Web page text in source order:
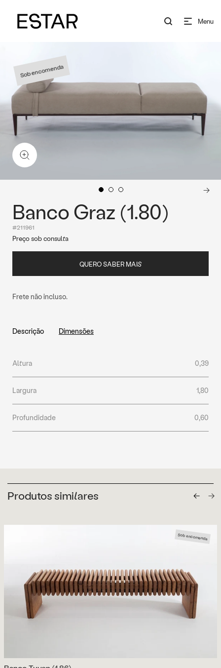
Menu
Sob encomenda
Banco Graz (1.80)
#211961
Preço sob consulta
QUERO SABER MAIS
Frete não incluso.
Descrição Dimensões
Altura 0,39
Largura 1,80
Profundidade 0,60
Produtos similares
Sob encomenda